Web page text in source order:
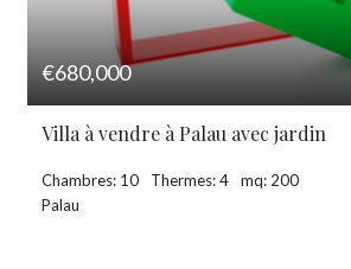
€680,000
Villa à vendre à Palau avec jardin
Chambres: 10 Thermes: 4
mq: 200
Palau